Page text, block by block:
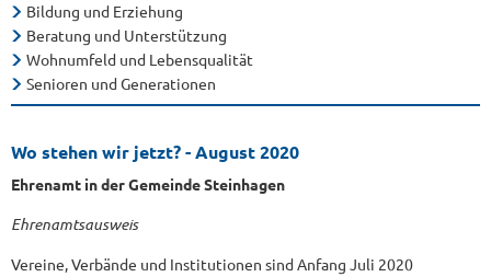
Bildung und Erziehung
Beratung und Unterstützung
Wohnumfeld und Lebensqualität
Senioren und Generationen
Wo stehen wir jetzt?- August 2020
Ehrenamt in der Gemeinde Steinhagen
Ehrenamtsausweis
Vereine, Verbände und Institutionen sind Anfang Juli 2020